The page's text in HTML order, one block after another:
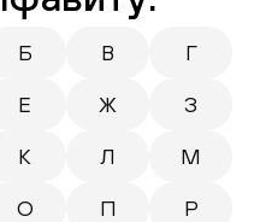
Б В Г
Е Ж З
К Л М
О П Р